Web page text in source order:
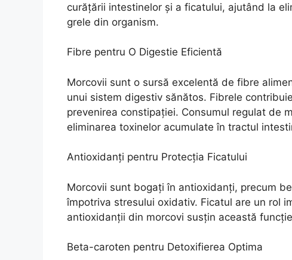
curățării intestinelor și a ficatului, ajutând la
grele din organism.
Fibre pentru O Digestie Eficientă
Morcovii sunt o sursă excelentă de fibre
unui sistem digestiv sănătos. Fibrele
prevenirea constipației. Consumul regulat de
eliminarea toxinelor acumulate în tractul
Antioxidanți pentru Protecția Ficatului
Morcovii sunt bogați în antioxidanți, precum
împotriva stresului oxidativ. Ficatul are un rol
antioxidanții din morcovi susțin această
Beta-caroten pentru Detoxifierea Optima